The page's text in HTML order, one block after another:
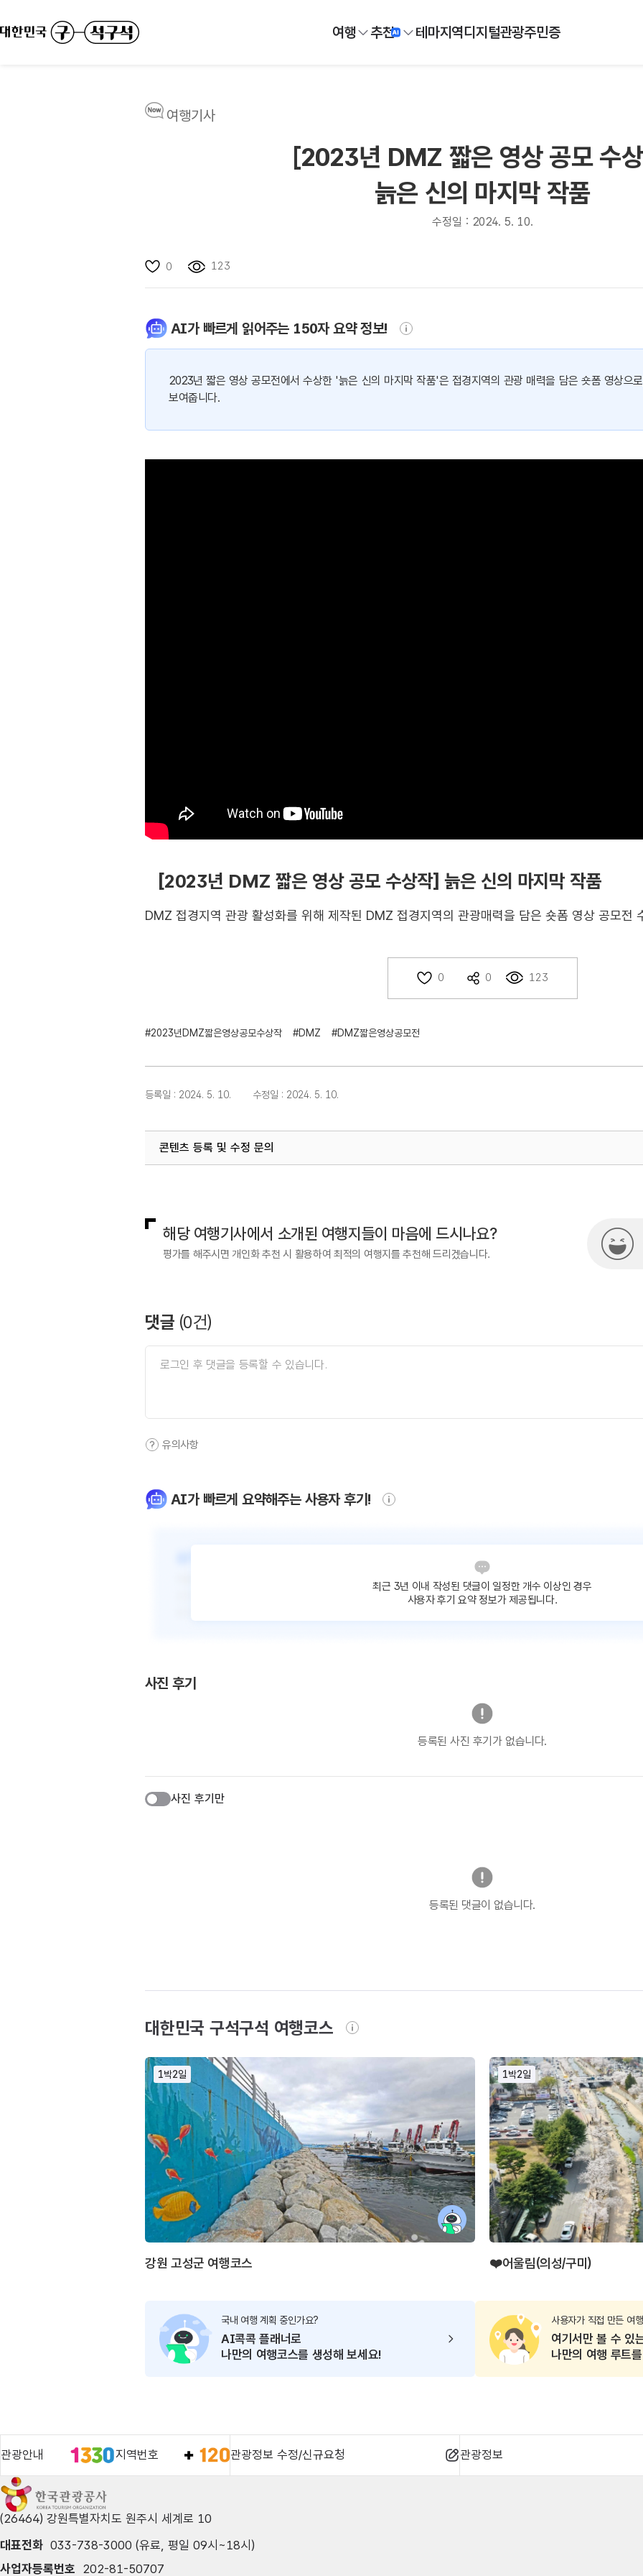
여행 추천 테마지역디지털관광주민증
여행기사
[2023년 DMZ 짧은 영상 공모 수
늙은 신의 마지막 작품
수정일 : 2024. 5. 10.
0 123
AI가 빠르게 읽어주는 150자 요약 정보!
2023년 짧은 영상 공모전에서 수상한 '늙은 신의 마지막 작품'은 접경지역의 관광 매력을 담은 숏폼 영상으
보여줍니다.
[2023년 DMZ 짧은 영상 공모 수상작] 늙은 신의 마지막 작품
DMZ 접경지역 관광 활성화를 위해 제작된 DMZ 접경지역의 관광매력을 담은 숏폼 영상 공모전
0 0 123
#2023년DMZ짧은영상공모수상작 #DMZ #DMZ짧은영상공모전
등록일 : 2024. 5. 10. 수정일 : 2024. 5. 10.
콘텐츠 등록 및 수정 문의
해당 여행기사에서 소개된 여행지들이 마음에 드시나요?
평가를 해주시면 개인화 추천 시 활용하여 최적의 여행지를 추천해 드리겠습니다.
댓글 (0건)
유의사항
AI가 빠르게 요약해주는 사용자 후기!
최근 3년 이내 작성된 댓글이 일정한 개수 이상인 경우
사용자 후기 요약 정보가 제공됩니다.
사진 후기
등록된 사진 후기가 없습니다.
사진 후기만
등록된 댓글이 없습니다.
대한민국 구석구석 여행코스
1박2일
강원 고성군 여행코스
1박2일
❤️어울림(의성/구미)
국내 여행 계획 중인가요?
AI콕콕 플래너로
나만의 여행코스를 생성해 보세요!
사용자가 직접 만든 여
여기서만 볼 수 있
나만의 여행 루트
관광안내 지역번호 관광정보 수정/신규요청 관광정보
(26464) 강원특별자치도 원주시 세계로 10
대표전화 033-738-3000 (유료, 평일 09시~18시)
사업자등록번호 202-81-50707